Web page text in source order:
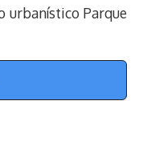
urbanístico Parque